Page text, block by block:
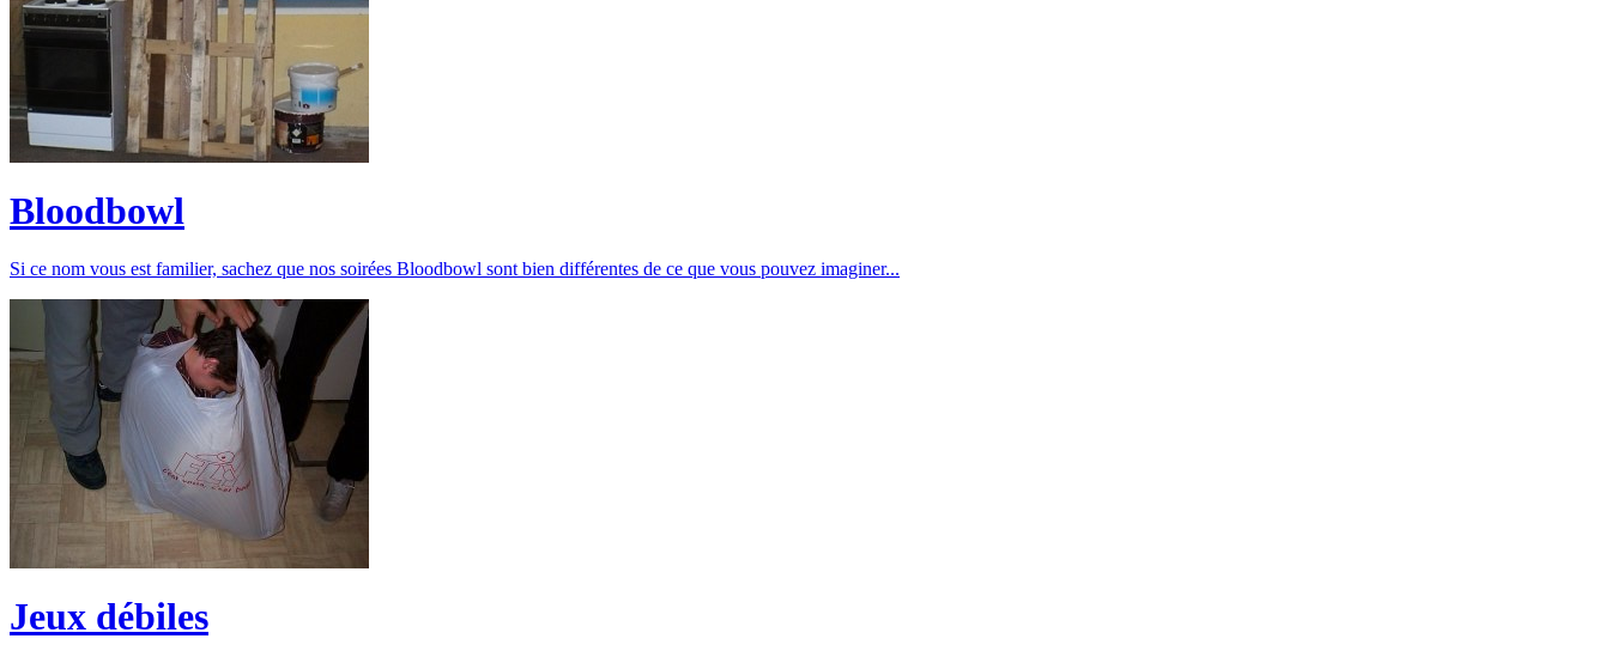
Bloodbowl
Si ce nom vous est familier, sachez que nos soirées Bloodbowl sont bien différentes de ce que vous pouvez imaginer...
Jeux débiles